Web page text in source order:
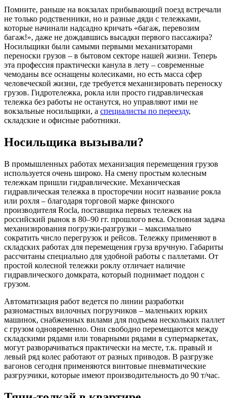
Помните, раньше на вокзалах прибывающий поезд встречали
не только родственники, но и разные дяди с тележками,
которые начинали надсадно кричать «багаж, перевозим
багаж!», даже не дождавшись высадки первого пассажира?
Носильщики были самыми первыми механизаторами
переноски грузов – в бытовом секторе нашей жизни. Теперь
эта профессия практически канула в лету – современные
чемоданы все оснащены колесиками, но есть масса сфер
человеческой жизни, где требуется механизировать переноску
грузов. Гидротележка, рокла или просто гидравлическая
тележка без работы не останутся, но управляют ими не
вокзальные носильщики, а специалисты по переезду,
складские и офисные работники.
Носильщика вызывали?
В промышленных работах механизация перемещения грузов
используется очень широко. На смену простым колесным
тележкам пришли гидравлические. Механическая
гидравлическая тележка в просторечии носит название рокла
или рохля – благодаря торговой марке финского
производителя Rocla, поставщика первых тележек на
российский рынок в 80–90 гг. прошлого века. Основная задача
механизирования погрузки-разгрузки – максимально
сократить число перегрузок и рейсов. Тележку применяют в
складских работах для перемещения груза вручную. Габариты
рассчитаны специально для удобной работы с паллетами. От
простой колесной тележки роклу отличает наличие
гидравлического домкрата, который поднимает поддон с
грузом.
Автоматизация работ ведется по линии разработки
разномастных вилочных погрузчиков – маленьких юрких
машинок, снабженных вилами для подъема нескольких паллет
с грузом одновременно. Они свободно перемещаются между
складскими рядами или товарными рядами в супермаркетах,
могут разворачиваться практически на месте, т.к. правый и
левый ряд колес работают от разных приводов. В разгрузке
вагонов сегодня применяются винтовые пневматические
разгрузчики, которые имеют производительность до 90 т/час.